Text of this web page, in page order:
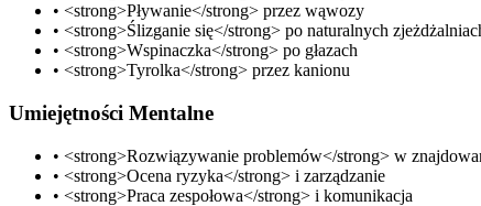
• <strong>Pływanie</strong> przez wąwozy
• <strong>Ślizganie się</strong> po naturalnych
• <strong>Wspinaczka</strong> po głazach
• <strong>Tyrolka</strong> przez kanionu
Umiejętności Mentalne
• <strong>Rozwiązywanie problemów</strong> w
• <strong>Ocena ryzyka</strong> i zarządzanie
• <strong>Praca zespołowa</strong> i komunikacja